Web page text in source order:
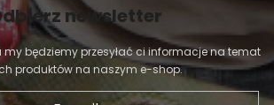
newsletter
my będziemy przesyłać ci informacje na temat
produktów na naszym e-shop.